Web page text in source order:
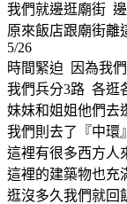
我們就邊逛廟街
原來飯店跟廟街離
5/26
時間緊迫 因為我
我們兵分3路 各逛
妹妹和姐姐他們去
我們則去了『中環
這裡有很多西方人
這裡的建築物也充
逛沒多久我們就回